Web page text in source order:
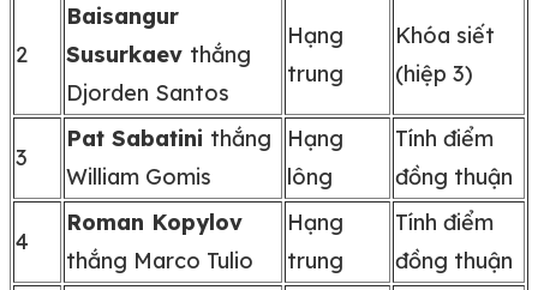
2
Baisangur
Susurkaev thắng
Djorden Santos
Hạng
trung
Khóa siết
(hiệp 3)
3
Pat Sabatini thắng
William Gomis
Hạng
lông
Tính điểm
đồng thuận
4
Roman Kopylov
thắng Marco Tulio
Hạng
trung
Tính điểm
đồng thuận